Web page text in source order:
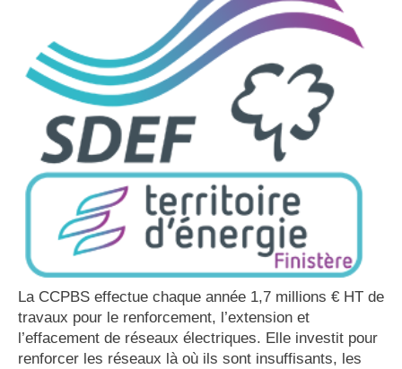
Tourisme
La CCPBS effectue chaque année 1,7 millions € HT de
travaux pour le renforcement, l’extension et
l’effacement de réseaux électriques. Elle investit pour
renforcer les réseaux là où ils sont insuffisants, les